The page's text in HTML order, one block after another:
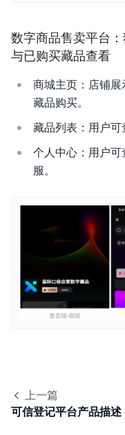
数字商品售卖平台
与已购买藏品查看
商城主⻚：店铺
藏品购买。
藏品列表：⽤户可
个⼈中⼼：⽤户
服。
上一篇
可信登记平台产品描述